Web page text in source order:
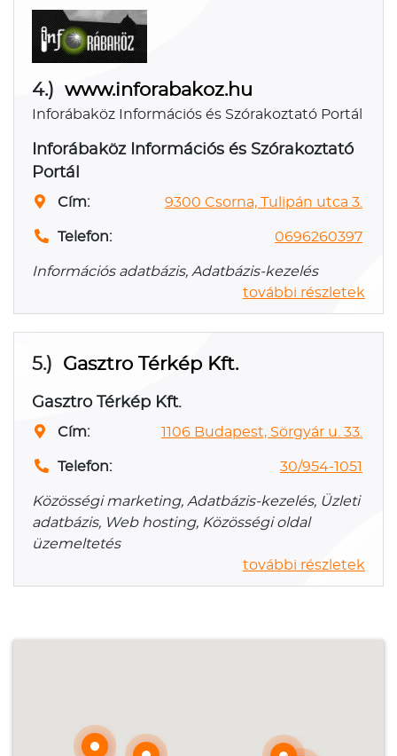
4.) www.inforabakoz.hu
Inforábaköz Információs és Szórakoztató Portál
Inforábaköz Információs és Szórakoztató
Portál
Cím: 9300 Csorna, Tulipán utca 3.
Telefon: 0696260397
Információs adatbázis, Adatbázis-kezelés
további részletek
5.) Gasztro Térkép Kft.
Gasztro Térkép Kft.
Cím: 1106 Budapest, Sörgyár u. 33.
Telefon: 30/954-1051
Közösségi marketing, Adatbázis-kezelés, Üzleti
adatbázis, Web hosting, Közösségi oldal
üzemeltetés
további részletek